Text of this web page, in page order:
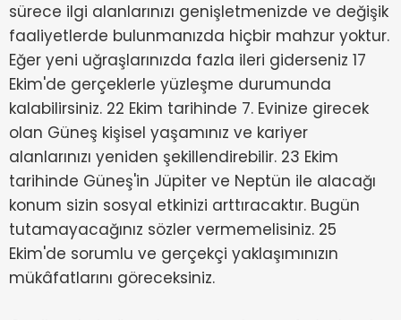
sürece ilgi alanlarınızı genişletmenizde ve değişik
faaliyetlerde bulunmanızda hiçbir mahzur yoktur.
Eğer yeni uğraşlarınızda fazla ileri giderseniz 17
Ekim'de gerçeklerle yüzleşme durumunda
kalabilirsiniz. 22 Ekim tarihinde 7. Evinize girecek
olan Güneş kişisel yaşamınız ve kariyer
alanlarınızı yeniden şekillendirebilir. 23 Ekim
tarihinde Güneş'in Jüpiter ve Neptün ile alacağı
konum sizin sosyal etkinizi arttıracaktır. Bugün
tutamayacağınız sözler vermemelisiniz. 25
Ekim'de sorumlu ve gerçekçi yaklaşımınızın
mükâfatlarını göreceksiniz.